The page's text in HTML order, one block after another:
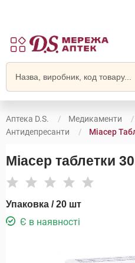
Аптека D.S. Медикаменти
Антидепресанти
Міасер
Міасер таблетки
Упаковка / 20 шт
Є в наявності